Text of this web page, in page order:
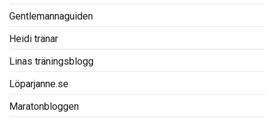
Gentlemannaguiden
Heidi tränar
Linas träningsblogg
Löparjanne.se
Maratonbloggen